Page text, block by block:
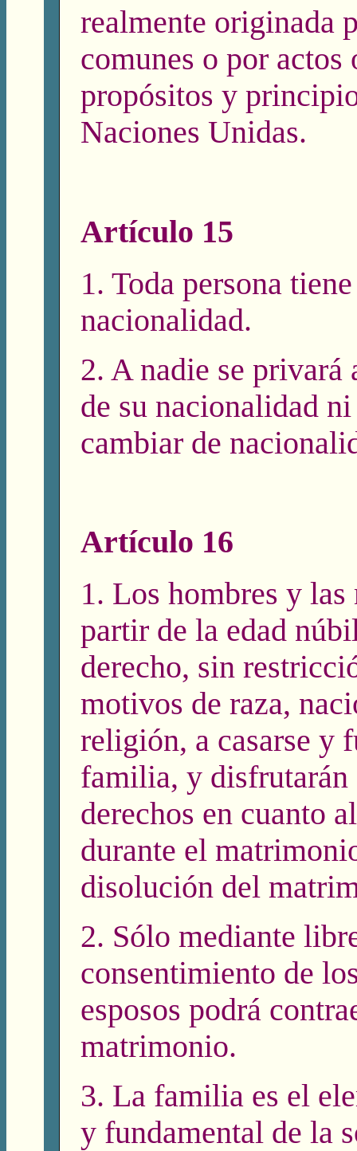
realmente originada
comunes o por actos
propósitos y
Naciones Unidas.
Artículo 15
1. Toda persona
nacionalidad.
2. A nadie se privará
de su nacionalidad
cambiar de
Artículo 16
1. Los hombres y las
partir de la edad
derecho, sin
motivos de raza,
religión, a casarse y
familia, y disfrutarán
derechos en cuanto
durante el
disolución del
2. Sólo mediante
consentimiento de
esposos podrá
matrimonio.
3. La familia es el
y fundamental de la